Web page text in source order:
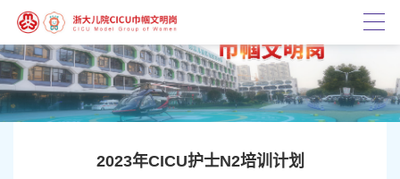
2023年CICU护士N2培训计划